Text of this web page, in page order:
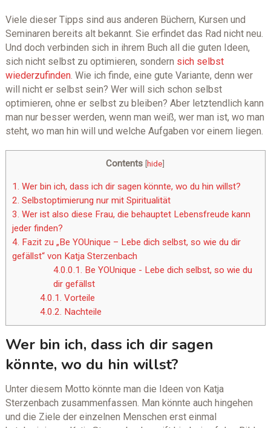
Viele dieser Tipps sind aus anderen Büchern, Kursen und
Seminaren bereits alt bekannt. Sie erfindet das Rad nicht neu.
Und doch verbinden sich in ihrem Buch all die guten Ideen,
sich nicht selbst zu optimieren, sondern sich selbst
wiederzufinden. Wie ich finde, eine gute Variante, denn wer
will nicht er selbst sein? Wer will sich schon selbst
optimieren, ohne er selbst zu bleiben? Aber letztendlich kann
man nur besser werden, wenn man weiß, wer man ist, wo man
steht, wo man hin will und welche Aufgaben vor einem liegen.
Contents [hide]
1. Wer bin ich, dass ich dir sagen könnte, wo du hin willst?
2. Selbstoptimierung nur mit Spiritualität
3. Wer ist also diese Frau, die behauptet Lebensfreude kann
jeder finden?
4. Fazit zu „Be YOUnique – Lebe dich selbst, so wie du dir
gefällst“ von Katja Sterzenbach
4.0.0.1. Be YOUnique - Lebe dich selbst, so wie du
dir gefällst
4.0.1. Vorteile
4.0.2. Nachteile
Wer bin ich, dass ich dir sagen
könnte, wo du hin willst?
Unter diesem Motto könnte man die Ideen von Katja
Sterzenbach zusammenfassen. Man könnte auch hingehen
und die Ziele der einzelnen Menschen erst einmal